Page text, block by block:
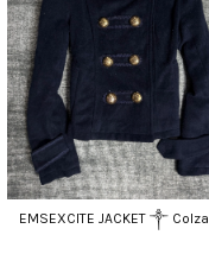
EMSEXCITE JACKET ༒ Colza